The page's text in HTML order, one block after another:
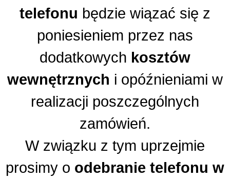
telefonu będzie wiązać się z
poniesieniem przez nas
dodatkowych kosztów
wewnętrznych i opóźnieniami w
realizacji poszczególnych
zamówień.
W związku z tym uprzejmie
prosimy o odebranie telefonu w